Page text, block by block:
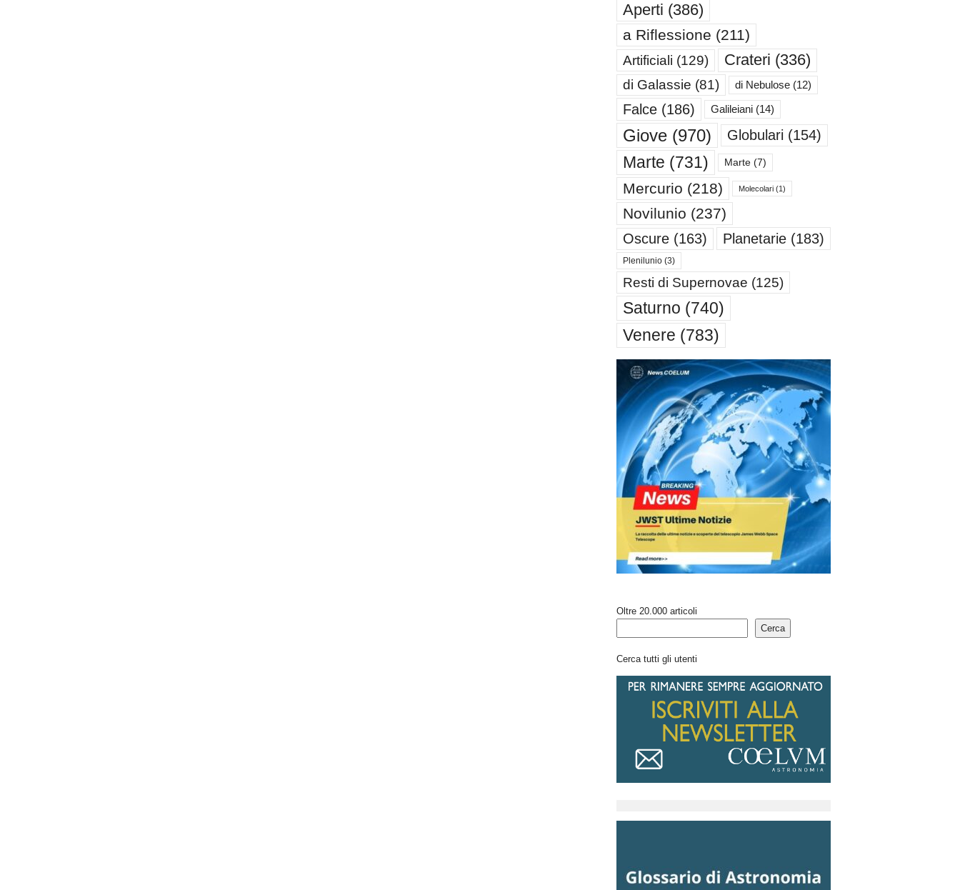
Aperti (386)
a Riflessione (211)
Artificiali (129) Crateri (336)
di Galassie (81) di Nebulose(12)
Falce(186) Galileiani(14)
Giove(970) Globulari (154)
Marte (731) Marte(7)
Mercurio (218) Molecolari(1)
Novilunio (237)
Oscure(163) Planetarie(183)
Plenilunio(3)
Resti di Supernovae (125)
Saturno (740)
Venere (783)
Oltre 20.000 articoli
Cerca
Cerca tutti gli utenti